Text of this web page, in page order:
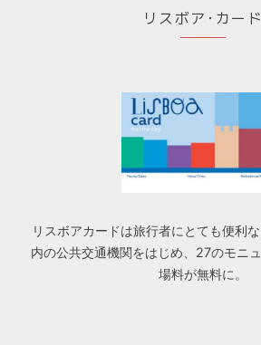
リスボア･カード
リスボアカードは旅行者にとても便利
内の公共交通機関をはじめ、27のモニ
場料が無料に。